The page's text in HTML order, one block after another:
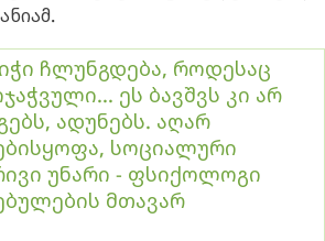
ჩლუნგდება, როდესაც
ეს ბავშვს კი არ
ადუნებს. აღარ
სოციალური
უნარი - ფსიქოლოგი
მთავარ